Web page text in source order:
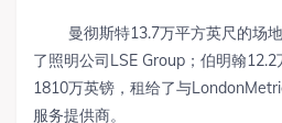
曼彻斯特13.7万平方英尺的场
了照明公司LSE Group；伯明翰
1810万英镑，租给了与
服务提供商。